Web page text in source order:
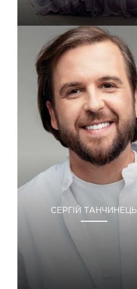
СЕРГІЙ ТАНЧИНЕЦЬ